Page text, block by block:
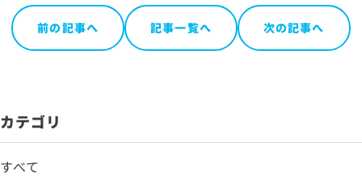
前の記事へ 記事一覧へ 次の記事へ
カテゴリ
すべて